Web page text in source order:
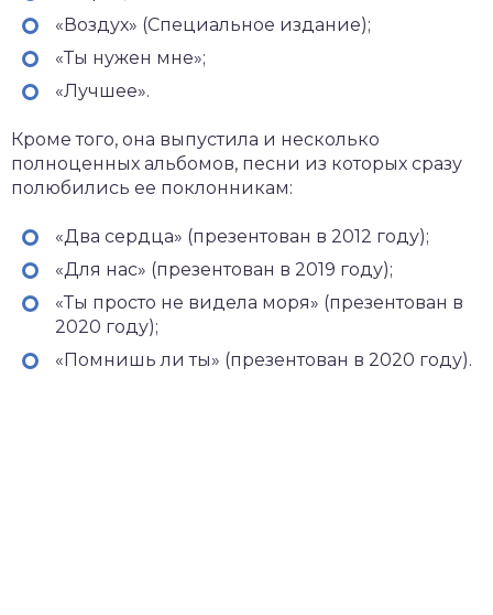
«Воздух» (Специальное издание);
«Ты нужен мне»;
«Лучшее».
Кроме того, она выпустила и несколько
полноценных альбомов, песни из которых сразу
полюбились ее поклонникам:
«Два сердца» (презентован в 2012 году);
«Для нас» (презентован в 2019 году);
«Ты просто не видела моря» (презентован в
2020 году);
«Помнишь ли ты» (презентован в 2020 году).